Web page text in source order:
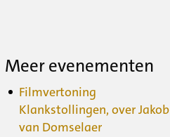
Meer evenementen
Filmvertoning
Klankstollingen, over Jakob
van Domselaer